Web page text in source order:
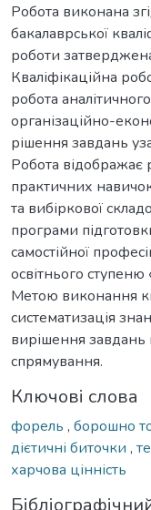
Робота виконана
бакалаврської
роботи
Кваліфікаційна
робота
організаційно-
рішення завдань
Робота відображає
практичних
та вибіркової
програми
самостійної
освітнього ступеню
Метою виконання
систематизація
вирішення завдань
спрямування.
Ключові слова
форель , борошно
дієтичні биточки ,
харчова цінність